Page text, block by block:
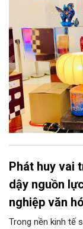
thành động lực
Phát huy vai
dậy nguồn
nghiệp văn
Trong nền kinh tế